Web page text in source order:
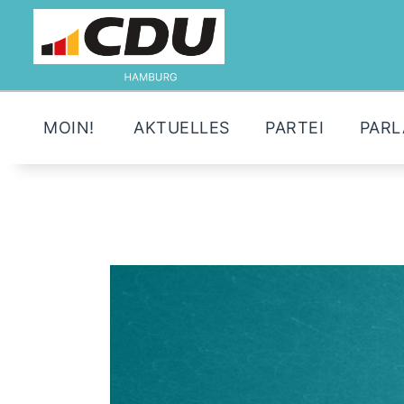
MOIN! AKTUELLES PARTEI